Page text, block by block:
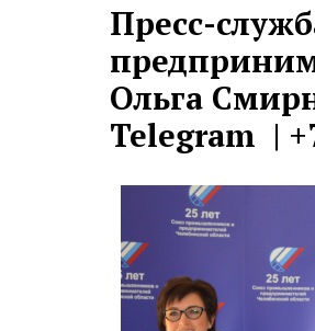
Пресс-
Ольга
Telegram |